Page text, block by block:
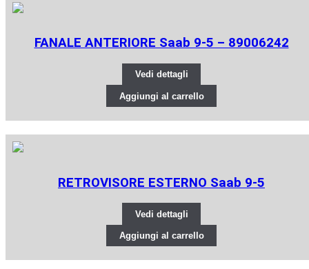
FANALE ANTERIORE Saab 9-5 – 89006242
Vedi dettagli
Aggiungi al carrello
RETROVISORE ESTERNO Saab 9-5
Vedi dettagli
Aggiungi al carrello